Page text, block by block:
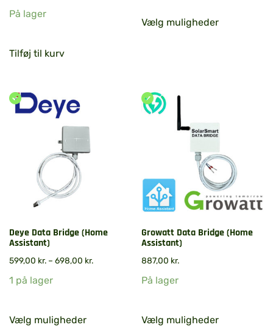
På lager
Tilføj til kurv
Vælg muligheder
Deye Data Bridge (Home
Assistant)
599,00 kr. – 698,00 kr.
1 på lager
Vælg muligheder
Growatt Data Bridge (Home
Assistant)
887,00 kr.
På lager
Vælg muligheder